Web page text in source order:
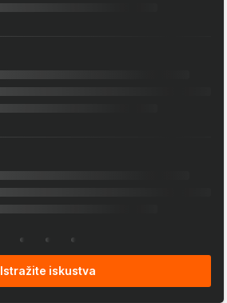
Istražite iskustva